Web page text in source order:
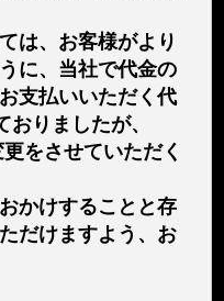
は、お客様がより
に、当社で代金の
支払いいただく代
りましたが、
をさせていただく
かけすることと存
だけますよう、お